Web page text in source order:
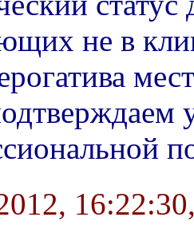
не в
16:22:30